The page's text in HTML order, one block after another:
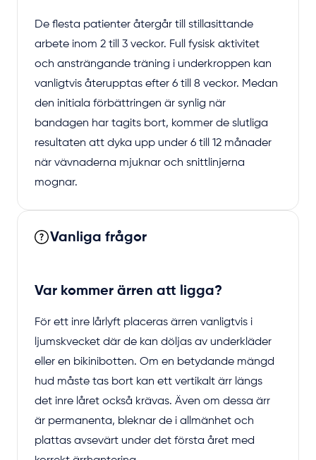
De flesta patienter återgår till stillasittande
arbete inom 2 till 3 veckor. Full fysisk aktivitet
och ansträngande träning i underkroppen kan
vanligtvis återupptas efter 6 till 8 veckor. Medan
den initiala förbättringen är synlig när
bandagen har tagits bort, kommer de slutliga
resultaten att dyka upp under 6 till 12 månader
när vävnaderna mjuknar och snittlinjerna
mognar.
Vanliga frågor
Var kommer ärren att ligga?
För ett inre lårlyft placeras ärren vanligtvis i
ljumskvecket där de kan döljas av underkläder
eller en bikinibotten. Om en betydande mängd
hud måste tas bort kan ett vertikalt ärr längs
det inre låret också krävas. Även om dessa ärr
är permanenta, bleknar de i allmänhet och
plattas avsevärt under det första året med